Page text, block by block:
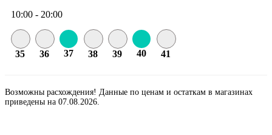
10:00 - 20:00
35 36 37 38 39 40 41
Возможны расхождения! Данные по ценам и остаткам в магазинах
приведены на 07.08.2026.